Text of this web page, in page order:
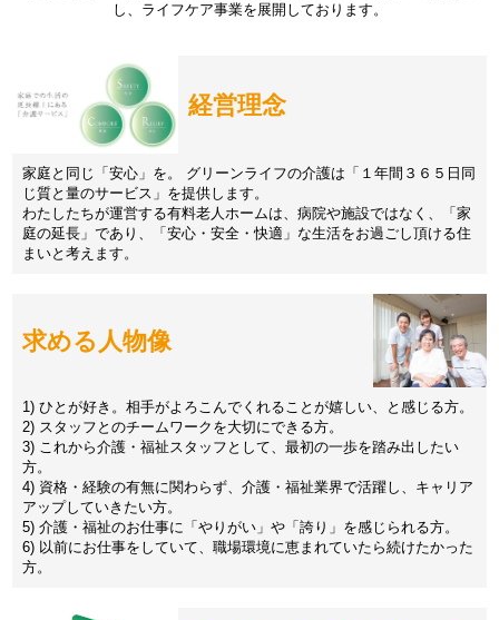
し、ライフケア事業を展開しております。
経営理念
家庭と同じ「安心」を。 グリーンライフの介護は「１年間３６５日同
じ質と量のサービス」を提供します。
わたしたちが運営する有料老人ホームは、病院や施設ではなく、「家
庭の延長」であり、「安心・安全・快適」な生活をお過ごし頂ける住
まいと考えます。
求める人物像
1) ひとが好き。相手がよろこんでくれることが嬉しい、と感じる方。
2) スタッフとのチームワークを大切にできる方。
3) これから介護・福祉スタッフとして、最初の一歩を踏み出したい
方。
4) 資格・経験の有無に関わらず、介護・福祉業界で活躍し、キャリア
アップしていきたい方。
5) 介護・福祉のお仕事に「やりがい」や「誇り」を感じられる方。
6) 以前にお仕事をしていて、職場環境に恵まれていたら続けたかった
方。